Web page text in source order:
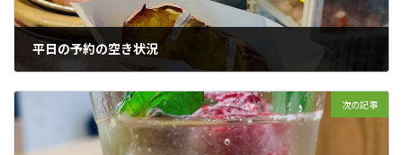
平日の予約の空き状況
次の記事